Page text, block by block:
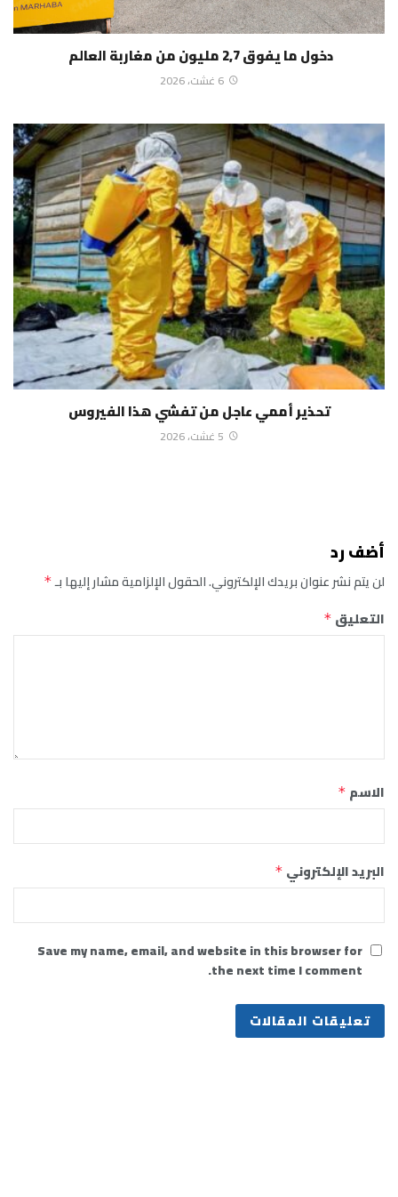
دخول ما يفوق 2,7 مليون من مغاربة العالم
6 غشت، 2026
تحذير أممي عاجل من تفشي هذا الفيروس
5 غشت، 2026
أضف رد
لن يتم نشر عنوان بريدك الإلكتروني.الحقول الإلزامية مشار إليها بـ*
التعليق *
الاسم *
البريد الإلكتروني *
Save my name, email, and website in this browser for
the next time I comment.